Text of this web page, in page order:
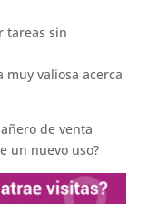
tareas sin
valiosa acerca
de venta
un nuevo uso?